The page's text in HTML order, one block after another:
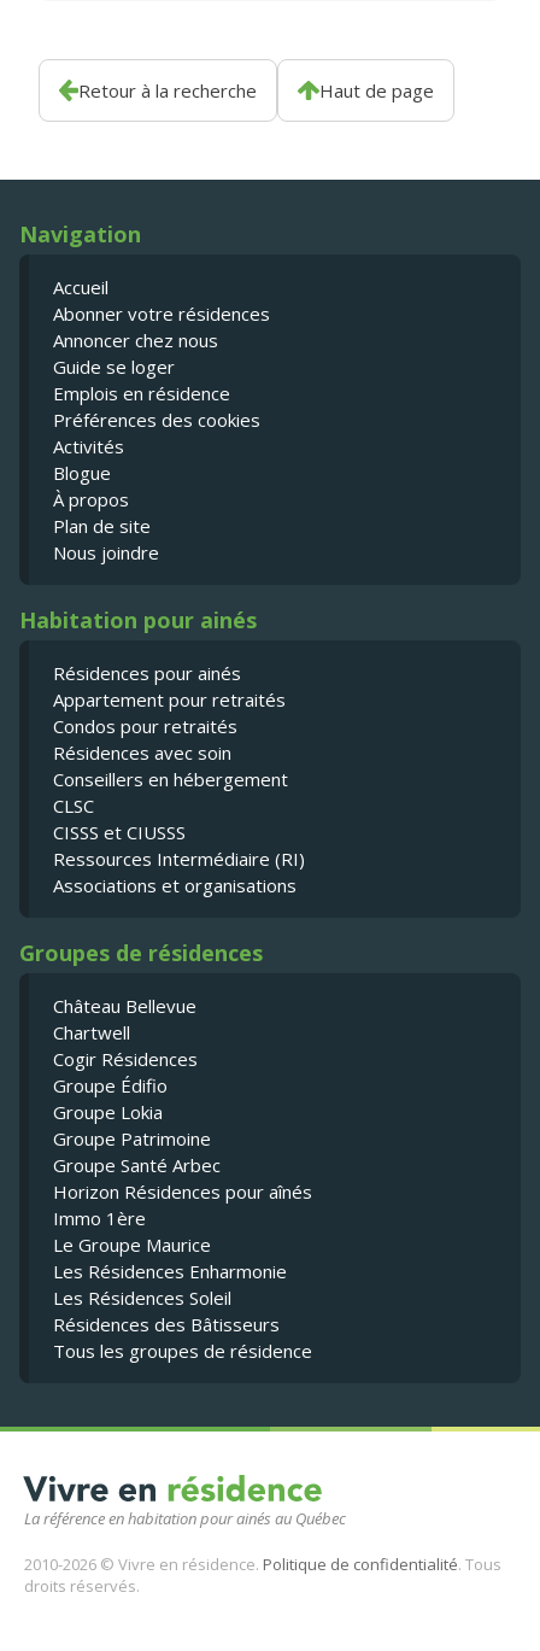
Retour à la recherche Haut de page
La référence en habitation pour ainés au Québec
2010-2026 © Vivre en résidence. Politique de confidentialité. Tous
droits réservés.
Navigation
Accueil
Abonner votre résidences
Annoncer chez nous
Guide se loger
Emplois en résidence
Préférences des cookies
Activités
Blogue
À propos
Plan de site
Nous joindre
Habitation pour ainés
Résidences pour ainés
Appartement pour retraités
Condos pour retraités
Résidences avec soin
Conseillers en hébergement
CLSC
CISSS et CIUSSS
Ressources Intermédiaire (RI)
Associations et organisations
Groupes de résidences
Château Bellevue
Chartwell
Cogir Résidences
Groupe Édifio
Groupe Lokia
Groupe Patrimoine
Groupe Santé Arbec
Horizon Résidences pour aînés
Immo 1ère
Le Groupe Maurice
Les Résidences Enharmonie
Les Résidences Soleil
Résidences des Bâtisseurs
Tous les groupes de résidence